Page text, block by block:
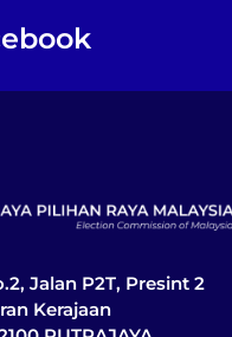
Jalan P2T, Presint 2
Kerajaan